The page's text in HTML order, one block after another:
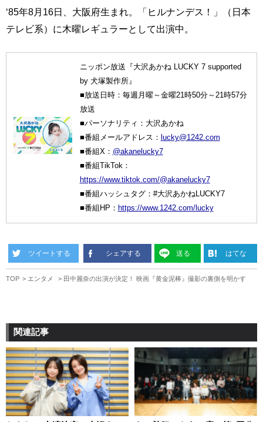
‘85年8月16日、大阪府生まれ。「ヒルナンデス！」（日本
テレビ系）に木曜レギュラーとして出演中。
ニッポン放送『大沢あかね LUCKY 7 supported
by 犬塚製作所』
■放送日時：毎週月曜～金曜21時50分～21時57分
放送
■パーソナリティ：大沢あかね
■番組メールアドレス： lucky@1242.com
■番組X： @akanelucky7
■番組TikTok：
https://www.tiktok.com/@akanelucky7
■番組ハッシュタグ：#大沢あかねLUCKY7
■番組HP： https://www.1242.com/lucky
ツイートする シェアする 送る はてな
TOP エンタメ 田中麗奈の出演が決定！ 映画『黄金泥棒』撮影の裏側を明かす
関連記事